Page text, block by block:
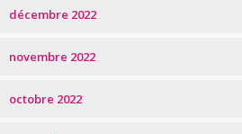
décembre 2022
novembre 2022
octobre 2022